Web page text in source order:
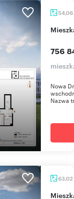
54,06
756
Nowa
Nazwa
63,02